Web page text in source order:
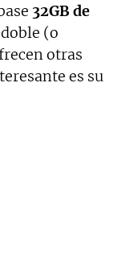
32GB de
(o
otras
es su